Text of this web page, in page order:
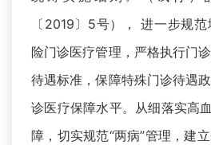
〔2019〕5号）， 进一步规
险门诊医疗管理，严格执行门
待遇标准，保障特殊门诊待遇
诊医疗保障水平。从细落实高
障，切实规范“两病”管理，建